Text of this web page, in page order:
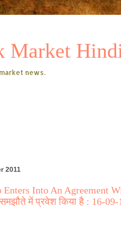
Market
news.
2011
Into An Agreement
में प्रवेश किया है : 16-09-